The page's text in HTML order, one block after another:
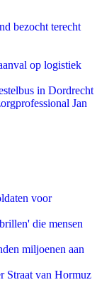
bezocht terecht
op logistiek
in Dordrecht
Jan
voor
die mensen
miljoenen aan
Straat van Hormuz